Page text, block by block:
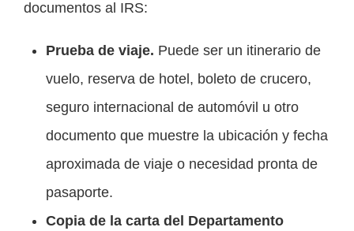
documentos al IRS:
Prueba de viaje. Puede ser un itinerario de
vuelo, reserva de hotel, boleto de crucero,
seguro internacional de automóvil u otro
documento que muestre la ubicación y fecha
aproximada de viaje o necesidad pronta de
pasaporte.
Copia de la carta del Departamento